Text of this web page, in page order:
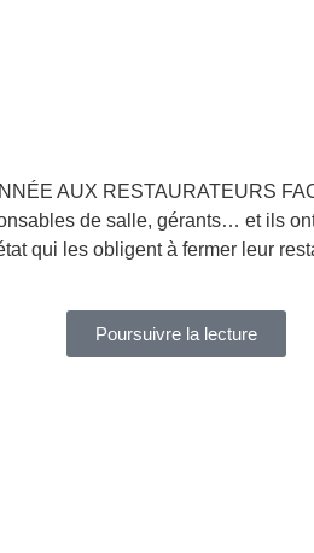
AUX RESTAURATEURS
de salle, gérants… et ils
qui les obligent à fermer leur
Poursuivre la lecture